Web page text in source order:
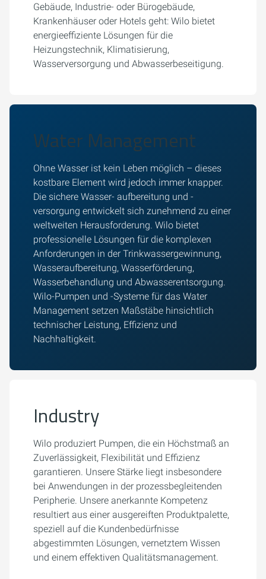
Gebäude, Industrie- oder Bürogebäude,
Krankenhäuser oder Hotels geht: Wilo bietet
energieeffiziente Lösungen für die
Heizungstechnik, Klimatisierung,
Wasserversorgung und Abwasserbeseitigung.
Water Management
Ohne Wasser ist kein Leben möglich – dieses
kostbare Element wird jedoch immer knapper.
Die sichere Wasser- aufbereitung und -
versorgung entwickelt sich zunehmend zu einer
weltweiten Herausforderung. Wilo bietet
professionelle Lösungen für die komplexen
Anforderungen in der Trinkwassergewinnung,
Wasseraufbereitung, Wasserförderung,
Wasserbehandlung und Abwasserentsorgung.
Wilo-Pumpen und -Systeme für das Water
Management setzen Maßstäbe hinsichtlich
technischer Leistung, Effizienz und
Nachhaltigkeit.
Industry
Wilo produziert Pumpen, die ein Höchstmaß an
Zuverlässigkeit, Flexibilität und Effizienz
garantieren. Unsere Stärke liegt insbesondere
bei Anwendungen in der prozessbegleitenden
Peripherie. Unsere anerkannte Kompetenz
resultiert aus einer ausgereiften Produktpalette,
speziell auf die Kundenbedürfnisse
abgestimmten Lösungen, vernetztem Wissen
und einem effektiven Qualitätsmanagement.